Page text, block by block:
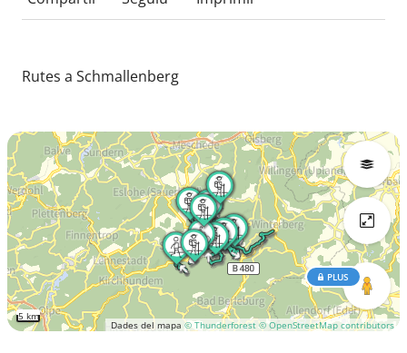
Rutes a Schmallenberg
Dades del mapa © Thunderforest © OpenStreetMap contributors
PLUS
5 km